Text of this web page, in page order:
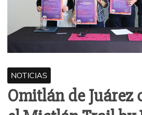
NOTICIAS
Omitlán de Juárez